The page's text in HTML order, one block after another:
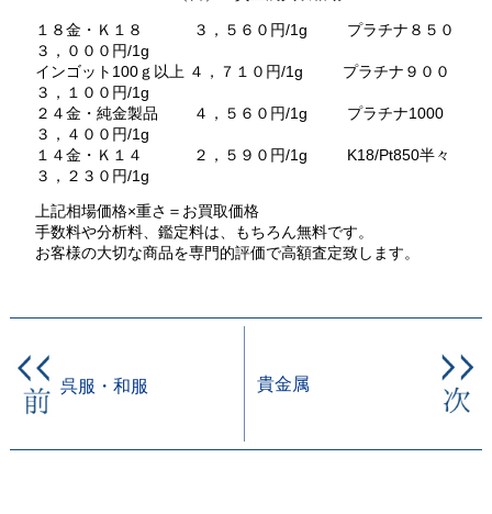
１８金・Ｋ１８ ３，５６０円/1g プラチナ８５０
３，０００円/1g
インゴット100ｇ以上 ４，７１０円/1g プラチナ９００
３，１００円/1g
２４金・純金製品 ４，５６０円/1g プラチナ1000
３，４００円/1g
１４金・Ｋ１４ ２，５９０円/1g K18/Pt850半々
３，２３０円/1g
上記相場価格×重さ＝お買取価格
手数料や分析料、鑑定料は、もちろん無料です。
お客様の大切な商品を専門的評価で高額査定致します。
呉服・和服 貴金属